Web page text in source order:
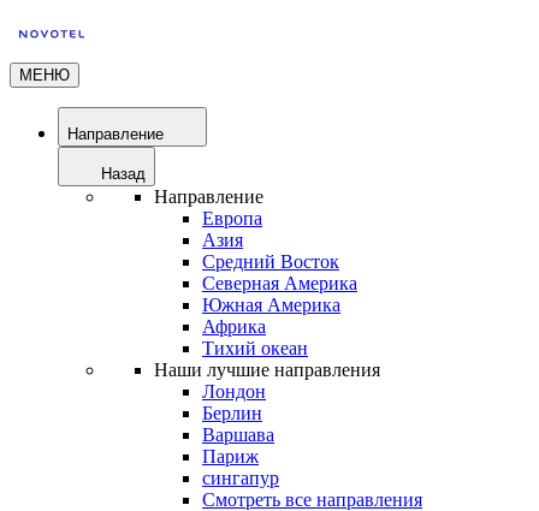
МЕНЮ
Направление
Назад
Направление
Европа
Азия
Средний Восток
Северная Америка
Южная Америка
Африка
Тихий океан
Наши лучшие направления
Лондон
Берлин
Варшава
Париж
сингапур
Смотреть все направления